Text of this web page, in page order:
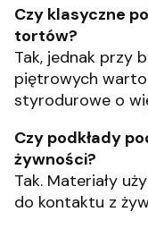
Czy klasyczne
tortów?
Tak, jednak przy
piętrowych
styrodurowe o
Czy podkłady
żywności?
Tak. Materiały
do kontaktu z